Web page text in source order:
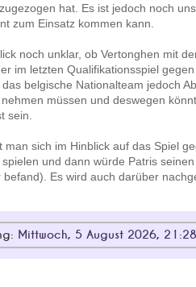
hat. Es ist jedoch noch
zum Einsatz kommen kann.
noch unklar, ob Vertonghen mit
im letzten Qualifikationsspiel
belgische Nationalteam jedoch
müssen und deswegen
sein.
man sich im Hinblick auf das Spiel
und dann würde Patris
Es wird auch darüber
Mittwoch, 5 August 2026,